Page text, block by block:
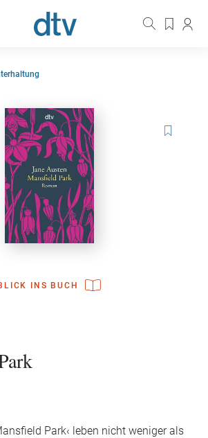
INS BUCH
Park‹ leben nicht weniger als